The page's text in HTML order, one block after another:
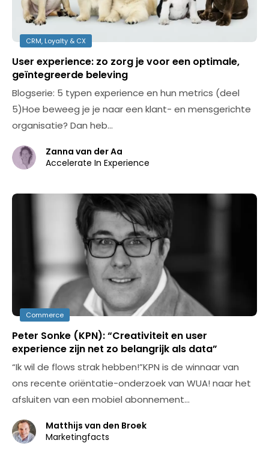
CRM, Loyalty & CX
User experience: zo zorg je voor een optimale,
geïntegreerde beleving
Blogserie: 5 typen experience en hun metrics (deel
5)Hoe beweeg je je naar een klant- en mensgerichte
organisatie? Dan heb…
Zanna van der Aa
Accelerate In Experience
Commerce
Peter Sonke (KPN): “Creativiteit en user
experience zijn net zo belangrijk als data”
“Ik wil de flows strak hebben!”KPN is de winnaar van
ons recente oriëntatie-onderzoek van WUA! naar het
afsluiten van een mobiel abonnement…
Matthijs van den Broek
Marketingfacts